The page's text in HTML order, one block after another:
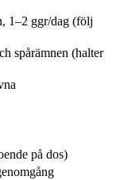
1–2 ggr/dag (följ
spårämnen (halter
på dos)